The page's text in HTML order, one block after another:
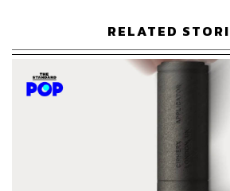
เงินโลกปี 2008 และฟองสบู่ธุรกิจอสังห
คนรุ่นใหม่ที่อยากเริ่มต้นธุรกิจในราคา
อยากรัดเข็มขัดจากค่าเช่าตึกสำนักงาน
ที่สำคัญ ธุรกิจมาถูกทาง เพราะจับกระ
Nomad และสตาร์ทอัพกำลังมาแรงพอ
ต้องการนั่งทำงานที่ไหนก็ได้ (ขอแค่มีอุ
อินเทอร์เน็ต) และใฝ่ฝันจะเป็นเจ้าของธุ
จึงไม่ใช่แค่ออกแบบพื้นที่น่านั่งทำงาน แ
การทำงานขึ้นมาใหม่ด้วย เช่น จัดกิจกร
RELATED